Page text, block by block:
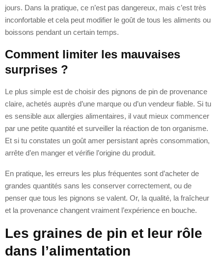
jours. Dans la pratique, ce n’est pas dangereux, mais c’est très
inconfortable et cela peut modifier le goût de tous les aliments ou
boissons pendant un certain temps.
Comment limiter les mauvaises
surprises ?
Le plus simple est de choisir des pignons de pin de provenance
claire, achetés auprès d’une marque ou d’un vendeur fiable. Si tu
es sensible aux allergies alimentaires, il vaut mieux commencer
par une petite quantité et surveiller la réaction de ton organisme.
Et si tu constates un goût amer persistant après consommation,
arrête d’en manger et vérifie l’origine du produit.
En pratique, les erreurs les plus fréquentes sont d’acheter de
grandes quantités sans les conserver correctement, ou de
penser que tous les pignons se valent. Or, la qualité, la fraîcheur
et la provenance changent vraiment l’expérience en bouche.
Les graines de pin et leur rôle
dans l’alimentation